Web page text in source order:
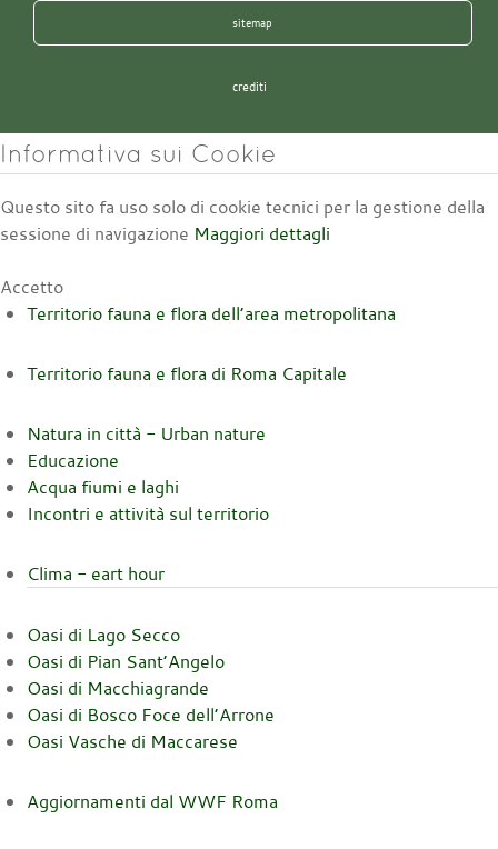
sitemap
crediti
Informativa sui Cookie
Questo sito fa uso solo di cookie tecnici per la gestione della
sessione di navigazione Maggiori dettagli
Accetto
Territorio fauna e flora dell’area metropolitana
Territorio fauna e flora di Roma Capitale
Natura in città - Urban nature
Educazione
Acqua fiumi e laghi
Incontri e attività sul territorio
Clima - eart hour
Oasi di Lago Secco
Oasi di Pian Sant’Angelo
Oasi di Macchiagrande
Oasi di Bosco Foce dell’Arrone
Oasi Vasche di Maccarese
Aggiornamenti dal WWF Roma